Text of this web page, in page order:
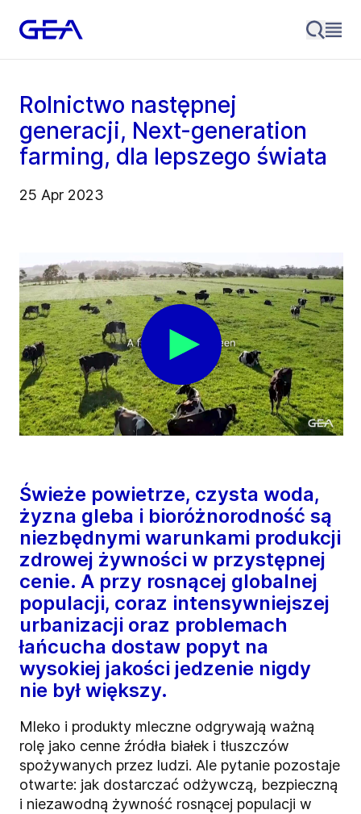
Rolnictwo następnej
generacji, Next-generation
farming, dla lepszego świata
25 Apr 2023
Świeże powietrze, czysta woda,
żyzna gleba i bioróżnorodność są
niezbędnymi warunkami produkcji
zdrowej żywności w przystępnej
cenie. A przy rosnącej globalnej
populacji, coraz intensywniejszej
urbanizacji oraz problemach
łańcucha dostaw popyt na
wysokiej jakości jedzenie nigdy
nie był większy.
Mleko i produkty mleczne odgrywają ważną
rolę jako cenne źródła białek i tłuszczów
spożywanych przez ludzi. Ale pytanie pozostaje
otwarte: jak dostarczać odżywczą, bezpieczną
i niezawodną żywność rosnącej populacji w